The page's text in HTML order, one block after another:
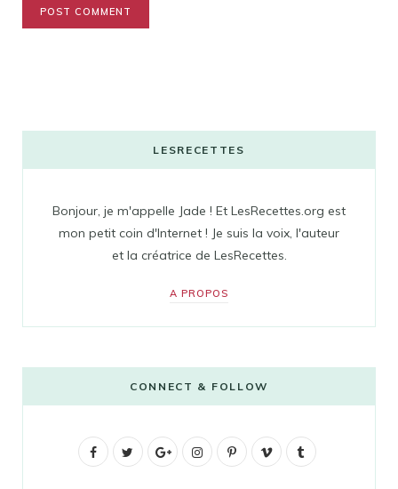
LESRECETTES
Bonjour, je m'appelle Jade ! Et LesRecettes.org est
mon petit coin d'Internet ! Je suis la voix, l'auteur
et la créatrice de LesRecettes.
A PROPOS
CONNECT & FOLLOW
F
G
I
P
V